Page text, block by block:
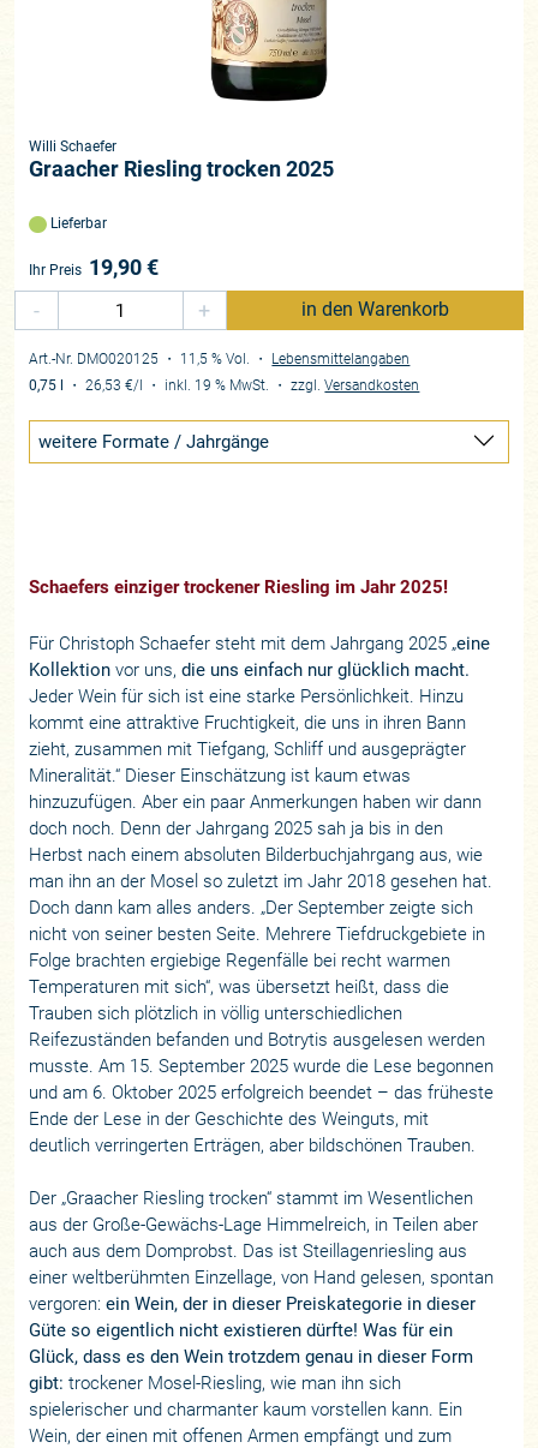
Willi Schaefer
Graacher Riesling trocken 2025
Lieferbar
Ihr Preis 19,90€
-
+ in den Warenkorb
Art.-Nr. DMO020125 ・ 11,5 % Vol. ・ Lebensmittelangaben
0,75 l
・26,53 €/l ・ inkl. 19 % MwSt. ・zzgl.Versandkosten
weitere Formate / Jahrgänge
Schaefers einziger trockener Riesling im Jahr 2025!
Für Christoph Schaefer steht mit dem Jahrgang 2025 „eine
Kollektion vor uns,die uns einfach nur glücklich macht.
Jeder Wein für sich ist eine starke Persönlichkeit. Hinzu
kommt eine attraktive Fruchtigkeit, die uns in ihren Bann
zieht, zusammen mit Tiefgang, Schliff und ausgeprägter
Mineralität.“ Dieser Einschätzung ist kaum etwas
hinzuzufügen. Aber ein paar Anmerkungen haben wir dann
doch noch. Denn der Jahrgang 2025 sah ja bis in den
Herbst nach einem absoluten Bilderbuchjahrgang aus, wie
man ihn an der Mosel so zuletzt im Jahr 2018 gesehen hat.
Doch dann kam alles anders. „Der September zeigte sich
nicht von seiner besten Seite. Mehrere Tiefdruckgebiete in
Folge brachten ergiebige Regenfälle bei recht warmen
Temperaturen mit sich“, was übersetzt heißt, dass die
Trauben sich plötzlich in völlig unterschiedlichen
Reifezuständen befanden und Botrytis ausgelesen werden
musste. Am 15. September 2025 wurde die Lese begonnen
und am 6. Oktober 2025 erfolgreich beendet – das früheste
Ende der Lese in der Geschichte des Weinguts, mit
deutlich verringerten Erträgen, aber bildschönen Trauben.
Der „Graacher Riesling trocken“ stammt im Wesentlichen
aus der Große-Gewächs-Lage Himmelreich, in Teilen aber
auch aus dem Domprobst. Das ist Steillagenriesling aus
einer weltberühmten Einzellage, von Hand gelesen, spontan
vergoren:ein Wein, der in dieser Preiskategorie in dieser
Güte so eigentlich nicht existieren dürfte! Was für ein
Glück, dass es den Wein trotzdem genau in dieser Form
gibt: trockener Mosel-Riesling, wie man ihn sich
spielerischer und charmanter kaum vorstellen kann. Ein
Wein, der einen mit offenen Armen empfängt und zum